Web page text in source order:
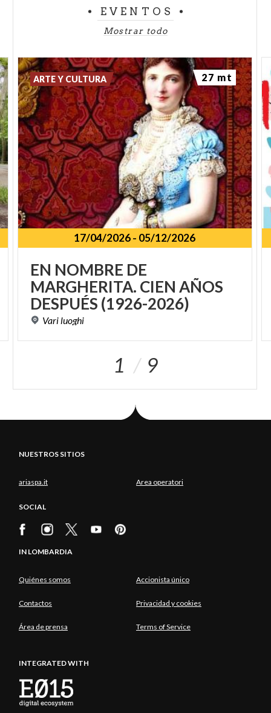
EVENTOS
Mostrar todo
17/04/2026- 05/12/2026
EN NOMBRE DE
MARGHERITA. CIEN AÑOS
DESPUÉS (1926-2026)
Variluoghi
ARTE Y CULTURA 27 mt
1 9
NUESTROS SITIOS
ariaspa.it Area operatori
SOCIAL
IN LOMBARDIA
Quiénes somos Accionista único
Contactos Privacidad y cookies
Área de prensa Terms of Service
INTEGRATED WITH